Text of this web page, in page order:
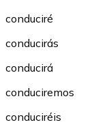
conduciré
conducirás
conducirá
conduciremos
conduciréis